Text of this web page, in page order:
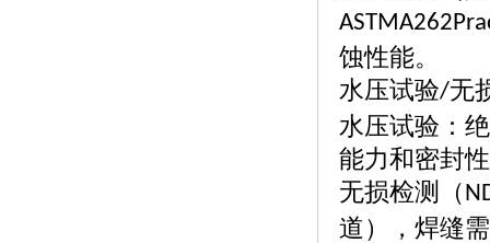
蚀性能。
水压试验/无
水压试验：
能力和密封
无损检测（
道），焊缝